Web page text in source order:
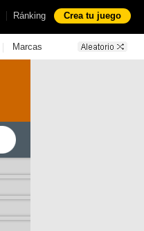
| Ránking Crea tu juego
| Marcas